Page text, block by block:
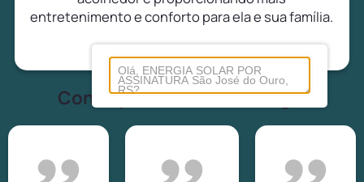
entretenimento e conforto para ela e sua família.
Conheça tudo sobre energia